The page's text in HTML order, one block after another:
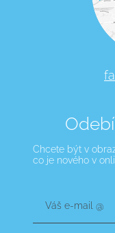
Chcete být v
co je nového v
Váš e-mail @